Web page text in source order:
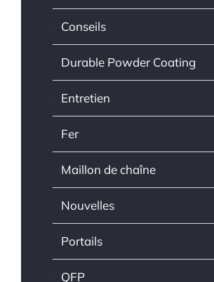
Conseils
Durable Powder Coating
Entretien
Fer
Maillon de chaîne
Nouvelles
Portails
QFP